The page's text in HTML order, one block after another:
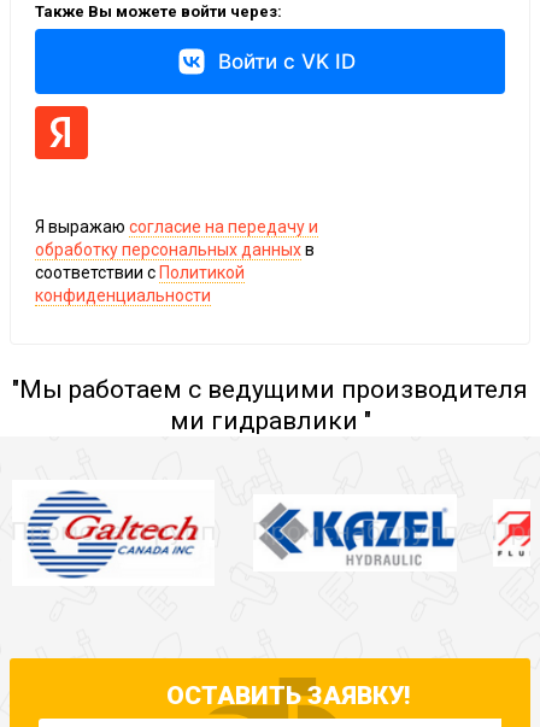
Также Вы можете войти через:
Войти с VK ID
Я выражаю согласие на передачу и
обработку персональных данныхв
соответствии с Политикой
конфиденциальности
"Мы работаем с ведущими производителя
ми гидравлики "
ОСТАВИТЬ ЗАЯВКУ!